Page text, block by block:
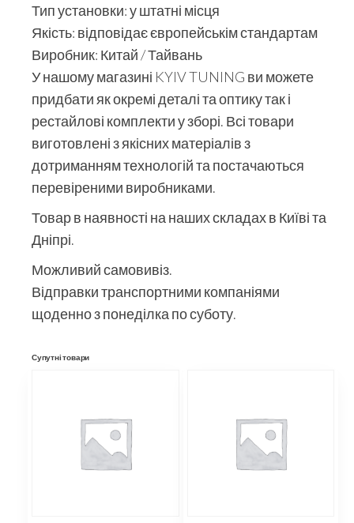
Тип установки: у штатні місця
Якість: відповідає європейськім стандартам
Виробник: Китай / Тайвань
У нашому магазині KYIV TUNING ви можете
придбати як окремі деталі та оптику так і
рестайлові комплекти у зборі. Всі товари
виготовлені з якісних матеріалів з
дотриманням технологій та постачаються
перевіреними виробниками.
Товар в наявності на наших складах в Київі та
Дніпрі.
Можливий самовивіз.
Відправки транспортними компаніями
щоденно з понеділка по суботу.
Супутні товари